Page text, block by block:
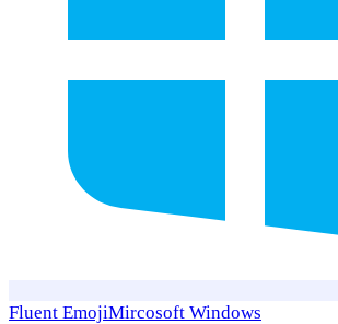
Fluent EmojiMircosoft Windows